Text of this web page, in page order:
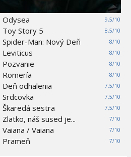
9,5/10
Odysea
8,5/10
Toy Story 5
8/10
Spider-Man: Nový Deň
8/10
Leviticus
8/10
Pozvanie
8/10
Romería
7,5/10
Deň odhalenia
7,5/10
Srdcovka
7,5/10
Škaredá sestra
7/10
Zlatko, náš sused je...
7/10
Vaiana / Vaiana
7/10
Prameň